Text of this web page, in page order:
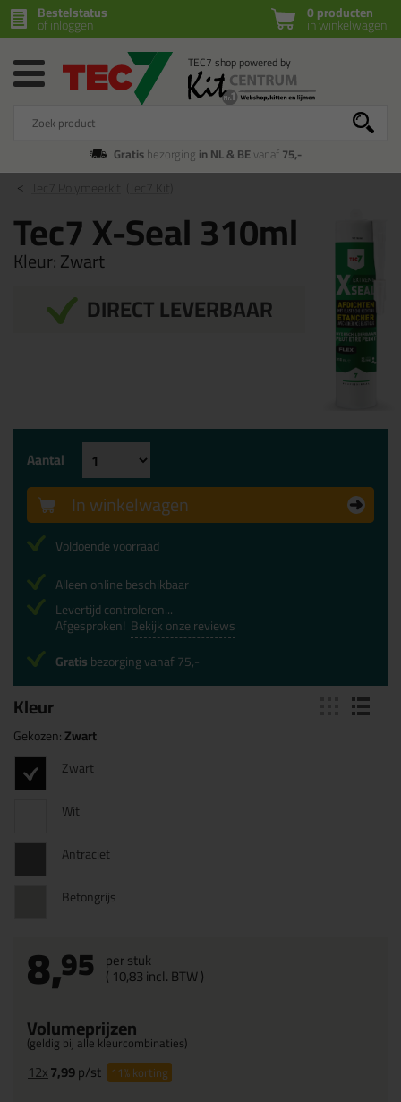
0 producten
in winkelwagen
Bestelstatus
of inloggen
Gratisbezorging in NL & BEvanaf75,-
Tec7 X-Seal 310ml
Kleur:Zwart
DIRECT LEVERBAAR
Kleur
Gekozen:Zwart
Zwart
Wit
Antraciet
Betongrijs
8,95 per stuk
( 10,83incl. BTW )
Volumeprijzen
(geldig bij alle kleurcombinaties)
12x7,99p/st 11%korting
Aantal
In winkelwagen
Voldoende voorraad
Alleen online beschikbaar
Levertijd controleren...
Afgesproken! Bekijk onze reviews
Gratisbezorging vanaf 75,-